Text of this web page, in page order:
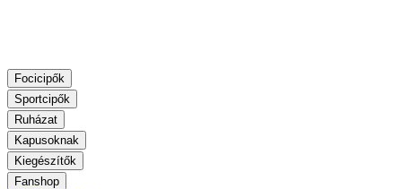
Focicipők
Sportcipők
Ruházat
Kapusoknak
Kiegészítők
Fanshop